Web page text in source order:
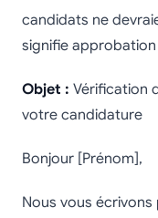
candidats ne
signifie
Objet : Vérification
votre candidature
Bonjour [Prénom],
Nous vous